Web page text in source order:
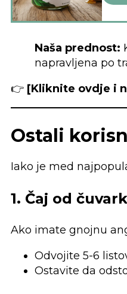
Naša prednost:
napravljena po
👉 [Kliknite ovdje i
Ostali
Iako je med
1. Čaj od
Ako imate gnojnu
Odvojite 5-6
Ostavite da